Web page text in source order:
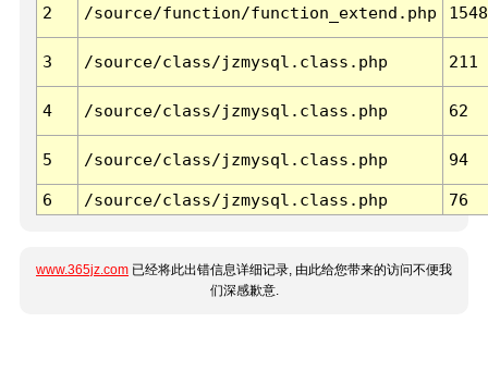
2 /source/function/function_extend.php 1548
3 /source/class/jzmysql.class.php 211
4 /source/class/jzmysql.class.php 62
5 /source/class/jzmysql.class.php 94
6 /source/class/jzmysql.class.php 76
www.365jz.com 已经将此出错信息详细记录, 由此给您带来的访问不便我
们深感歉意.